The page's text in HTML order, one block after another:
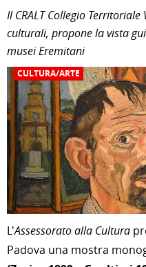
Il CRALT Collegio
culturali, propone la vista
musei Eremitani
CULTURA/ARTE
L'Assessorato alla Cultura
Padova una mostra